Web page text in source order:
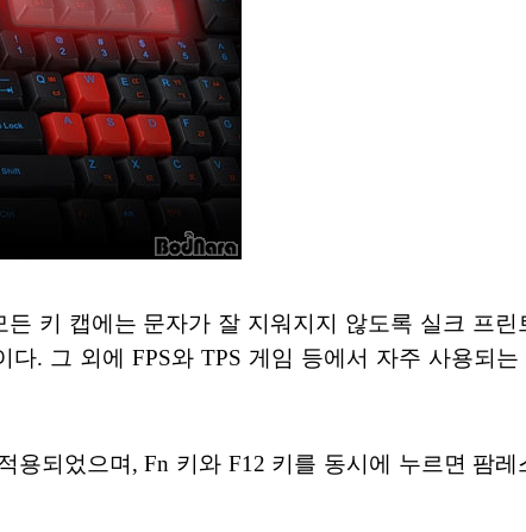
키 캡에는 문자가 잘 지워지지 않도록 실크 프린
. 그 외에 FPS와 TPS 게임 등에서 자주 사용되
용되었으며, Fn 키와 F12 키를 동시에 누르면 팜